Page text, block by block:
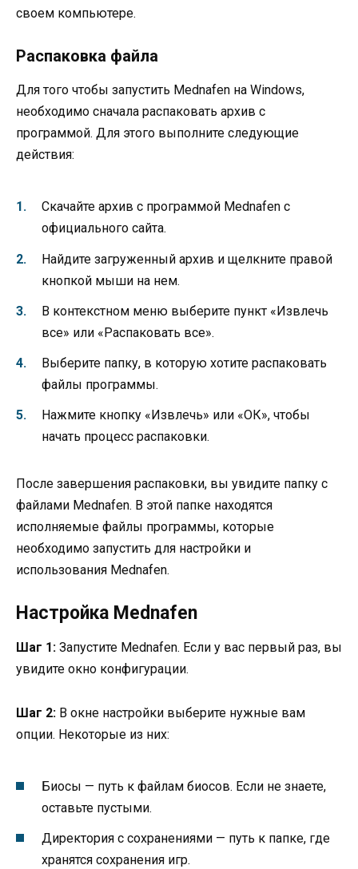
своем компьютере.
Распаковка файла
Для того чтобы запустить Mednafen на Windows,
необходимо сначала распаковать архив с
программой. Для этого выполните следующие
действия:
Скачайте архив с программой Mednafen с
официального сайта.
Найдите загруженный архив и щелкните правой
кнопкой мыши на нем.
В контекстном меню выберите пункт «Извлечь
все» или «Распаковать все».
Выберите папку, в которую хотите распаковать
файлы программы.
Нажмите кнопку «Извлечь» или «ОК», чтобы
начать процесс распаковки.
После завершения распаковки, вы увидите папку с
файлами Mednafen. В этой папке находятся
исполняемые файлы программы, которые
необходимо запустить для настройки и
использования Mednafen.
Настройка Mednafen
Шаг 1: Запустите Mednafen. Если у вас первый раз, вы
увидите окно конфигурации.
Шаг 2: В окне настройки выберите нужные вам
опции. Некоторые из них:
Биосы — путь к файлам биосов. Если не знаете,
оставьте пустыми.
Директория с сохранениями — путь к папке, где
хранятся сохранения игр.